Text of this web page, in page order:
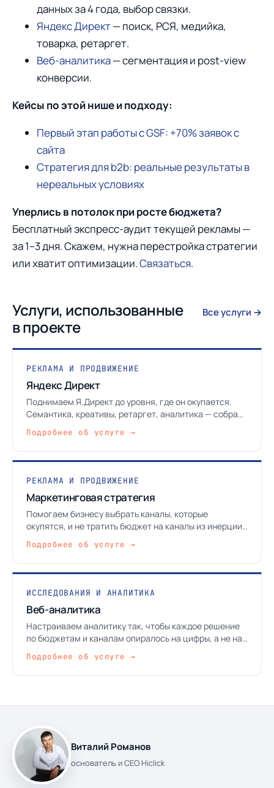
данных за 4 года, выбор связки.
Яндекс Директ— поиск, РСЯ, медийка,
товарка, ретаргет.
Веб-аналитика— сегментация и post-view
конверсии.
Кейсы по этой нише и подходу:
Первый этап работы с GSF: +70% заявок с
сайта
Стратегия для b2b: реальные результаты в
нереальных условиях
Уперлись в потолок при росте бюджета?
Бесплатный экспресс-аудит текущей рекламы —
за 1–3 дня. Скажем, нужна перестройка стратегии
или хватит оптимизации.Связаться.
Услуги, использованные
в проекте
Все услуги →
РЕКЛАМА И ПРОДВИЖЕНИЕ
Яндекс Директ
Поднимаем Я.Директ до уровня, где он окупается.
Семантика, креативы, ретаргет, аналитика — собрано
Подробнее об услуге →
РЕКЛАМА И ПРОДВИЖЕНИЕ
Маркетинговая стратегия
Помогаем бизнесу выбрать каналы, которые
окупятся, и не тратить бюджет на каналы из инерции.
план действий.
Подробнее об услуге →
ИССЛЕДОВАНИЯ И АНАЛИТИКА
Веб-аналитика
Настраиваем аналитику так, чтобы каждое решение
по бюджетам и каналам опиралось на цифры, а не на
Подробнее об услуге →
Виталий Романов
основатель и CEO Hiclick